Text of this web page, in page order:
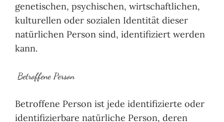
genetischen, psychischen, wirtschaftlichen,
kulturellen oder sozialen Identität dieser
natürlichen Person sind, identifiziert werden
kann.
Betroffene Person
Betroffene Person ist jede identifizierte oder
identifizierbare natürliche Person, deren